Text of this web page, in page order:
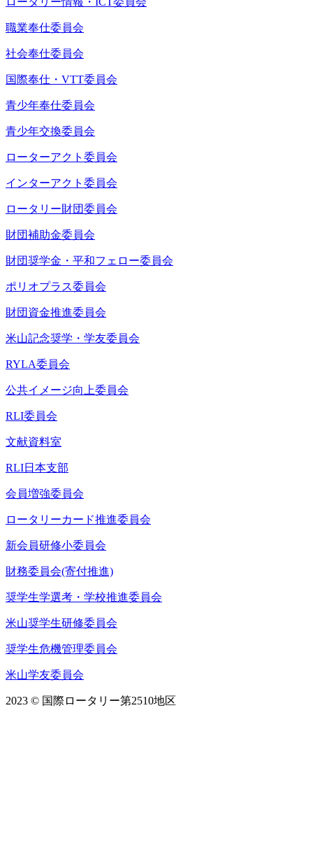
職業奉仕委員会
社会奉仕委員会
国際奉仕・VTT委員会
青少年奉仕委員会
青少年交換委員会
ローターアクト委員会
インターアクト委員会
ロータリー財団委員会
財団補助金委員会
財団奨学金・平和フェロー委員会
ポリオプラス委員会
財団資金推進委員会
米山記念奨学・学友委員会
RYLA委員会
公共イメージ向上委員会
RLI委員会
文献資料室
RLI日本支部
会員増強委員会
ロータリーカード推進委員会
新会員研修小委員会
財務委員会(寄付推進)
奨学生学選考・学校推進委員会
米山奨学生研修委員会
奨学生危機管理委員会
米山学友委員会
2023 © 国際ロータリー第2510地区